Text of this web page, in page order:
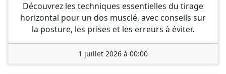
Découvrez les techniques essentielles du tirage
horizontal pour un dos musclé, avec conseils sur
la posture, les prises et les erreurs à éviter.
1 juillet 2026 à 00:00